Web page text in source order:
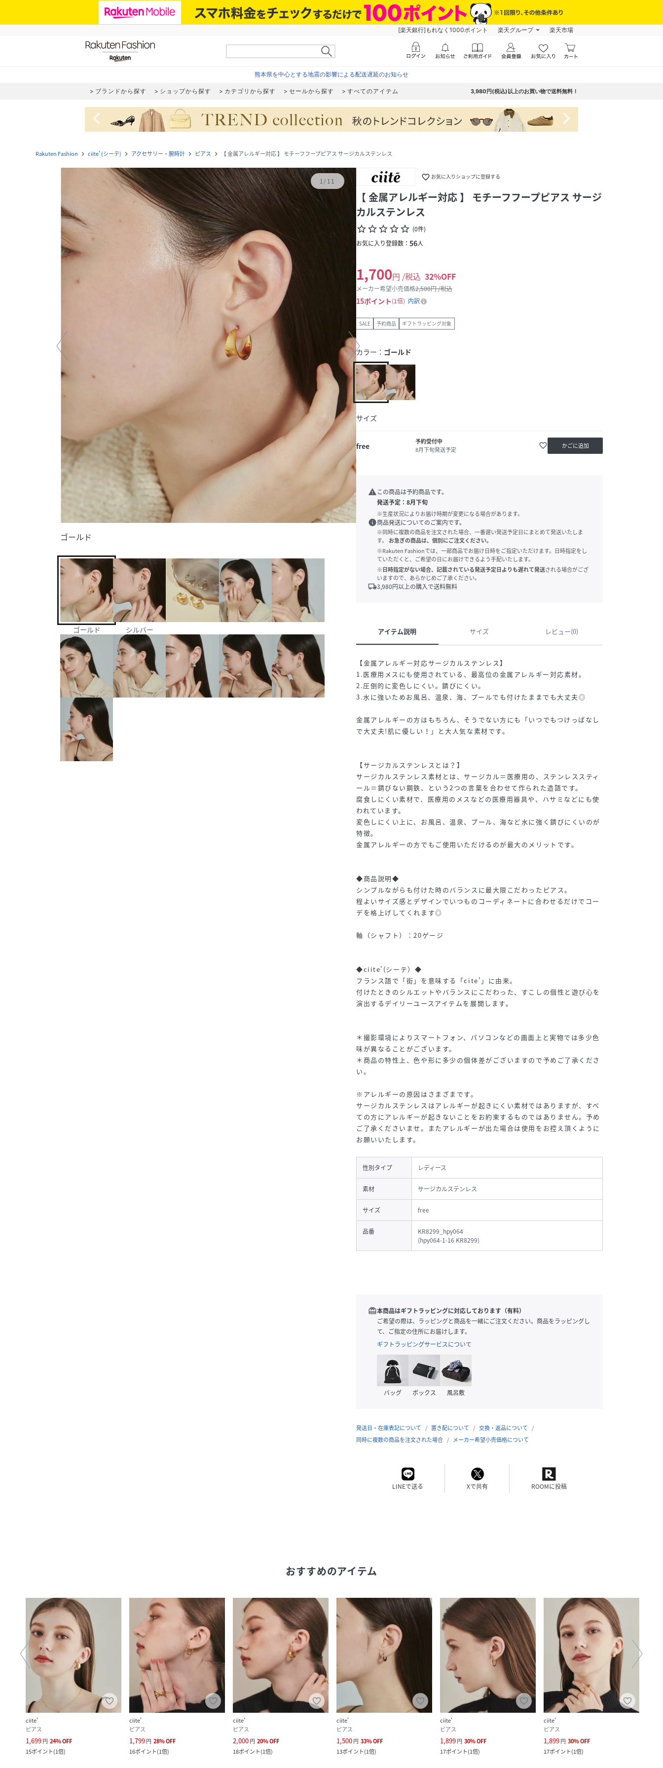
[楽天銀行]もれなく1000ポイント 楽天グループ 楽天市場
熊本県を中心とする地震の影響による配送遅延のお知らせ
ブランドから探す ショップから探す カテゴリから探す セールから探す すべてのアイテム 3,980円(税込)以上のお買い物で送料無料！
navigate_before navigate_next
Rakuten Fashion navigate_next ciite' (シーテ) navigate_next アクセサリー・腕時計 navigate_next ピアス navigate_next 【 金属アレルギー対応 】 モチーフフープピアス サージカルステンレス
1/11
ゴールド
ゴールド シルバー
favorite_border お気に入りショップに登録する
【 金属アレルギー対応 】 モチーフフープピアス サージ
カルステンレス
star_borderstar_borderstar_borderstar_borderstar_border (0件)
お気に入り登録数： 56人
1,700円 /税込 32%OFF
メーカー希望小売価格2,500円 /税込
15ポイント 1倍 内訳
SALE 予約商品 ギフトラッピング対象
カラー： ゴールド
サイズ
free
予約受付中
8月下旬発送予定
favorite_border かごに追加
warning この商品は予約商品です。
発送予定： 8月下旬
※生産状況によりお届け時期が変更になる場合があります。
info商品発送についてのご案内です。
※同時に複数の商品を注文された場合、一番遅い発送予定日にまとめて発送いたしま
す。
お急ぎの商品は、個別にご注文ください。
※Rakuten Fashionでは、一部商品でお届け日時をご指定いただけます。日時指定をし
ていただくと、ご希望の日にお届けできるよう手配いたします。
※日時指定がない場合、記載されている発送予定日よりも遅れて発送される場合がござ
いますので、あらかじめご了承ください。
local_shipping3,980円以上の購入で送料無料
アイテム説明 サイズ レビュー(0)
【金属アレルギー対応サージカルステンレス】
1.医療用メスにも使用されている、最高位の金属アレルギー対応素材。
2.圧倒的に変色しにくい。錆びにくい。
3.水に強いためお風呂、温泉、海、プールでも付けたままでも大丈夫◎
金属アレルギーの方はもちろん、そうでない方にも「いつでもつけっぱなし
で大丈夫!肌に優しい！」と大人気な素材です。
【サージカルステンレスとは？】
サージカルステンレス素材とは、サージカル＝医療用の、ステンレススティ
ール＝錆びない鋼鉄、という2つの言葉を合わせて作られた造語です。
腐食しにくい素材で、医療用のメスなどの医療用器具や、ハサミなどにも使
われています。
変色しにくい上に、お風呂、温泉、プール、海など水に強く錆びにくいのが
特徴。
金属アレルギーの方でもご使用いただけるのが最大のメリットです。
◆商品説明◆
シンプルながらも付けた時のバランスに最大限こだわったピアス。
程よいサイズ感とデザインでいつものコーディネートに合わせるだけでコー
デを格上げしてくれます◎
軸（シャフト）：20ゲージ
◆ciite'(シーテ）◆
フランス語で「街」を意味する「cite'」に由来。
付けたときのシルエットやバランスにこだわった、すこしの個性と遊び心を
演出するデイリーユースアイテムを展開します。
＊撮影環境によりスマートフォン、パソコンなどの画面上と実物では多少色
味が異なることがございます。
＊商品の特性上、色や形に多少の個体差がございますので予めご了承くださ
い。
※アレルギーの原因はさまざまです。
サージカルステンレスはアレルギーが起きにくい素材ではありますが、すべ
ての方にアレルギーが起きないことをお約束するものではありません。予め
ご了承くださいませ。またアレルギーが出た場合は使用をお控え頂くように
お願いいたします。
性別タイプ レディース
素材 サージカルステンレス
サイズ free
品番
KR8299_hpy064
(hpy064-1-16 KR8299)
redeem本商品はギフトラッピングに対応しております（有料）
ご希望の際は、ラッピングと商品を一緒にご注文ください。商品をラッピングし
て、ご指定の住所にお届けします。
ギフトラッピングサービスについて
バッグ ボックス 風呂敷
発送日・在庫表記について 置き配について
交換・返品について
同時に複数の商品を注文された場合
メーカー希望小売価格について
LINEで送る Xで共有 ROOMに投稿
おすすめのアイテム
ciite'
ピアス
1,699円 24%OFF
15ポイント(1倍)
ciite'
ピアス
1,799円 28%OFF
16ポイント(1倍)
ciite'
ピアス
2,000円 20%OFF
18ポイント(1倍)
ciite'
ピアス
1,500円 33%OFF
13ポイント(1倍)
ciite'
ピアス
1,899円 30%OFF
17ポイント(1倍)
ciite'
ピアス
1,899円 30%OFF
17ポイント(1倍)